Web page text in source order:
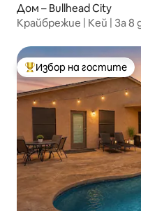
Дом – Bullhead City
Крайбрежие | Кей | За 8
Най-популярен избор
Избор на гостите